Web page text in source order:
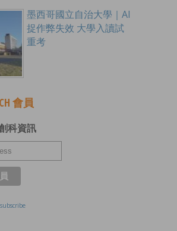
墨西哥國立自治大學｜AI
捉作弊失效 大學入讀試
重考
會員
科資訊